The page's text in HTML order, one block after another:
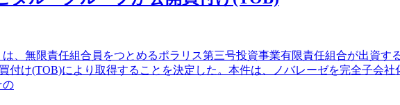
、無限責任組合員をつとめるポラリス第三号投資事業有限責任組合が出資す
付け(TOB)により取得することを決定した。本件は、ノバレーゼを完全子会
の